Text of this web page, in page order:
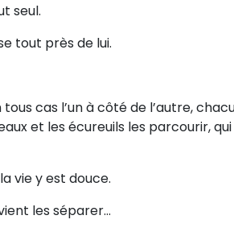
seul.
tout près de lui.
cas l’un à côté de l’autre,
et les écureuils les parcourir,
vie y est douce.
les séparer…